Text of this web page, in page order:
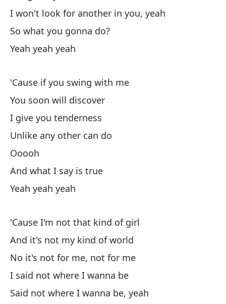
I won't look for another in you, yeah
So what you gonna do?
Yeah yeah yeah
'Cause if you swing with me
You soon will discover
I give you tenderness
Unlike any other can do
Ooooh
And what I say is true
Yeah yeah yeah
'Cause I'm not that kind of girl
And it's not my kind of world
No it's not for me, not for me
I said not where I wanna be
Said not where I wanna be, yeah